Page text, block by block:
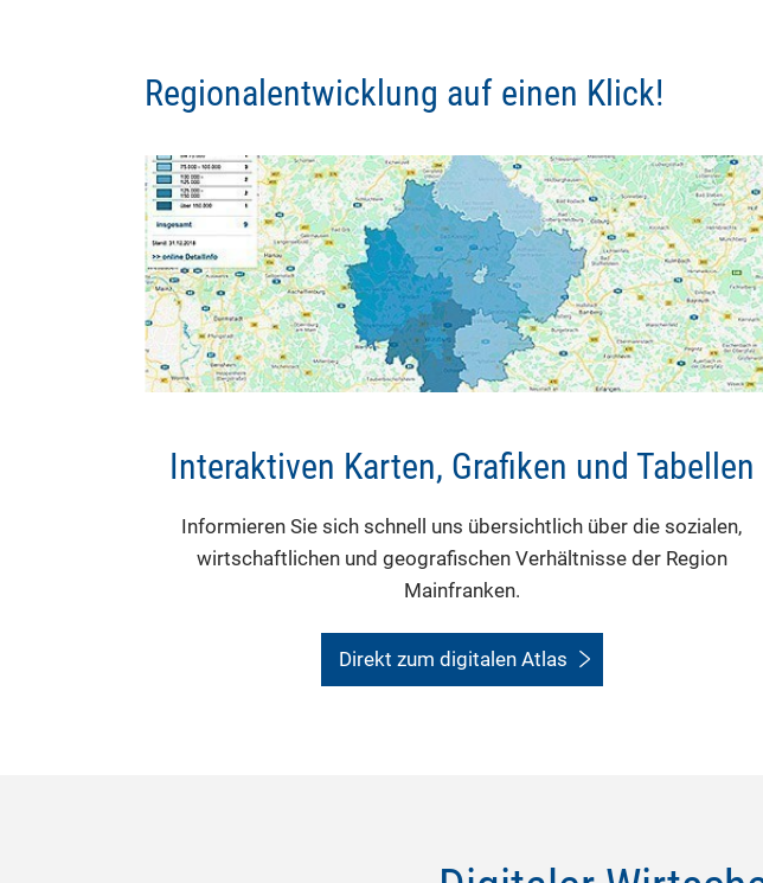
Regionalentwicklung auf einen Klick!
Interaktiven Karten, Grafiken und Tabellen
Informieren Sie sich schnell uns übersichtlich über die sozialen,
wirtschaftlichen und geografischen Verhältnisse der Region
Mainfranken.
Direkt zum digitalen Atlas